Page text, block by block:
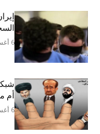
6 أغسطس 2026
أم
6 أغسطس 2026